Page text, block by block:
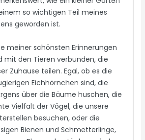
so wichtigen Teil meines
geworden ist.
meiner schönsten Erinnerungen
mit den Tieren verbunden, die
Zuhause teilen. Egal, ob es die
Eichhörnchen sind, die
über die Bäume huschen, die
Vielfalt der Vögel, die unsere
besuchen, oder die
Bienen und Schmetterlinge,